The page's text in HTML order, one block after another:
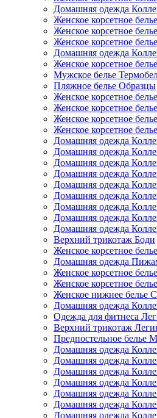
Домашняя одежда
Женское корсетное
Женское корсетное
Женское корсетное
Домашняя одежда
Женское корсетное
Мужское белье
Пляжное белье Образцы
Женское корсетное
Женское корсетное
Женское корсетное
Женское корсетное
Домашняя одежда
Домашняя одежда
Домашняя одежда
Домашняя одежда
Домашняя одежда
Домашняя одежда
Домашняя одежда
Домашняя одежда
Домашняя одежда
Верхний трикотаж Боди
Женское корсетное
Домашняя одежда
Женское корсетное
Женское корсетное
Женское нижнее белье
Домашняя одежда
Одежда для фитнеса
Верхний трикотаж
Предпостельное белье
Домашняя одежда
Домашняя одежда
Домашняя одежда
Домашняя одежда
Домашняя одежда
Домашняя одежда
Домашняя одежда